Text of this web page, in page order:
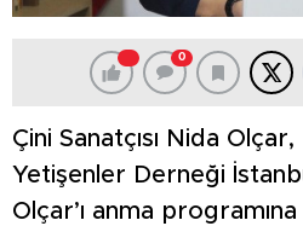
0
Çini Sanatçısı Nida
Yetişenler Derneği
Olçar’ı anma